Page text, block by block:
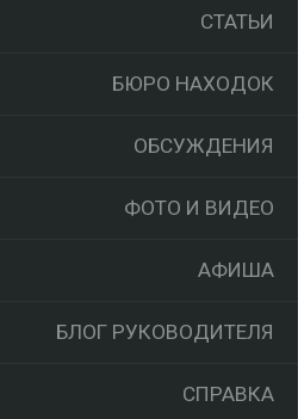
СТАТЬИ
БЮРО НАХОДОК
ОБСУЖДЕНИЯ
ФОТО И ВИДЕО
АФИША
БЛОГ РУКОВОДИТЕЛЯ
СПРАВКА